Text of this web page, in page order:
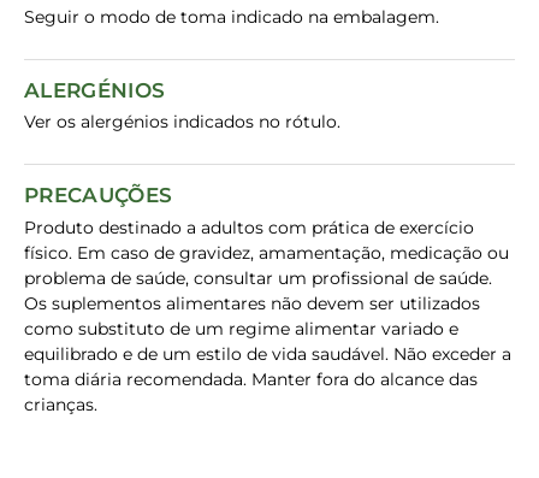
Seguir o modo de toma indicado na embalagem.
ALERGÉNIOS
Ver os alergénios indicados no rótulo.
PRECAUÇÕES
Produto destinado a adultos com prática de exercício
físico. Em caso de gravidez, amamentação, medicação ou
problema de saúde, consultar um profissional de saúde.
Os suplementos alimentares não devem ser utilizados
como substituto de um regime alimentar variado e
equilibrado e de um estilo de vida saudável. Não exceder a
toma diária recomendada. Manter fora do alcance das
crianças.